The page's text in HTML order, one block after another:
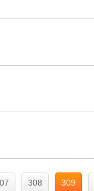
308 309